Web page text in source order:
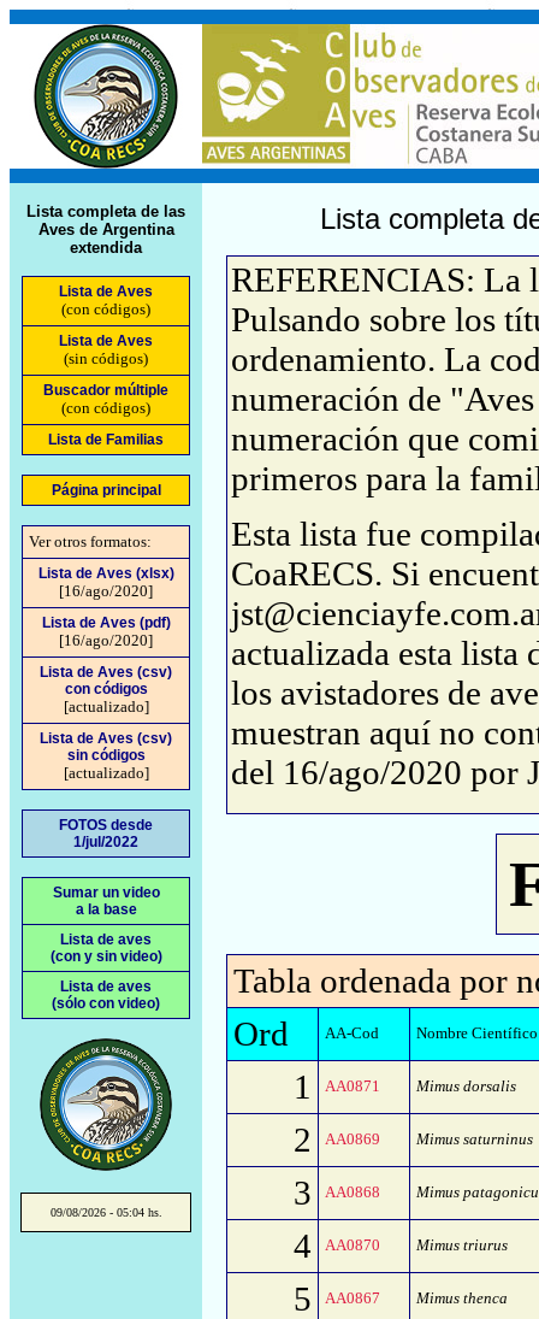
Lista completa de las
Aves de Argentina
extendida
Lista de Aves
(con códigos)
Lista de Aves
(sin códigos)
Buscador múltiple
(con códigos)
Lista de Familias
Página principal
Ver otros formatos:
Lista de Aves (xlsx)
[16/ago/2020]
Lista de Aves (pdf)
[16/ago/2020]
Lista de Aves (csv)
con códigos
[actualizado]
Lista de Aves (csv)
sin códigos
[actualizado]
FOTOS desde
1/jul/2022
Sumar un video
a la base
Lista de aves
(con y sin video)
Lista de aves
(sólo con video)
09/08/2026 - 05:04 hs.
Lista completa
REFERENCIAS: La
Pulsando sobre los
ordenamiento. La
numeración de
numeración que
primeros para la
Esta lista fue
CoaRECS. Si
actualizada esta lista
los avistadores de
muestran aquí no
del 16/ago/2020 por
Tabla ordenada por
Ord
AA-Cod Nombre Científico
1 AA0871 Mimus dorsalis
2 AA0869 Mimus saturninus
3 AA0868 Mimus
4 AA0870 Mimus triurus
5 AA0867 Mimus thenca